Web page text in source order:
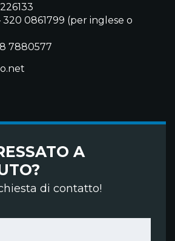
0861799 (per inglese o
7880577
A
di contatto!